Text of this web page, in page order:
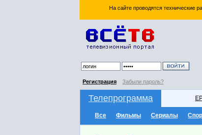
На сайте проводятся технические
Регистрация Забыли пароль?
Телепрограмма
Все Фильмы Сериалы